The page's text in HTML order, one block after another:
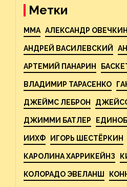
Метки
MMA АЛЕКСАНДР ОВЕЧКИН
АНДРЕЙ ВАСИЛЕВСКИЙ
АРТЕМИЙ ПАНАРИН
ВЛАДИМИР ТАРАСЕНКО
ДЖЕЙМС ЛЕБРОН
ДЖИММИ БАТЛЕР
ИИХФ ИГОРЬ ШЕСТЁРКИН
КАРОЛИНА ХАРРИКЕЙНЗ
КОЛОРАДО ЭВЕЛАНШ